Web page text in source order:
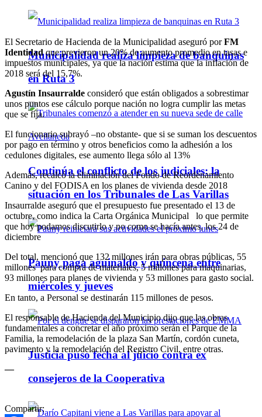
Municipalidad realiza limpieza de banquinas
en Ruta 3
Continúa el conflicto de los judiciales: la
situación en los Tribunales de Las Varillas
Pauny paga aguinaldo y quincena entre
miércoles y jueves
Justicia puso fecha al juicio contra ex
consejeros de la Cooperativa
El Secretario de Hacienda de la Municipalidad aseguró porFM
Identidadque previeron un 20% de aumento promedio en tasas e
impuestos municipales, ya que la nación estima que la inflación de
2018 será del 15,7%.
Agustín Insaurralde consideró que están obligados a sobrestimar
unos puntos ese cálculo porque nación no logra cumplir las metas
que se fija.
El funcionario subrayó –no obstante- que si se suman los descuentos
por pago en término y otros beneficios como la adhesión a los
cedulones digitales, ese aumento llega sólo al 13%
Además, recalcó la eliminación del Fondo de Reordenamiento
Canino y del FODISA en los planes de vivienda desde 2018
Insaurralde aseguró que el presupuesto fue presentado el 13 de
octubre, como indica la Carta Orgánica Municipal lo que permite
que hoy podamos discutirlo y no como se hacía antes, los 24 de
diciembre
Del total, mencionó que 132 millones irán para obras públicas, 55
millones para compra de materiales, 5 millones para maquinarias,
93 millones para planes de vivienda y 53 millones para gasto social.
En tanto, a Personal se destinarán 115 millones de pesos.
El responsable de Hacienda del Municipio dijo que las obras
fundamentales a concretar el año próximo serán el Parque de la
Familia, la remodelación de la plaza San Martín, cordón cuneta,
pavimento y la remodelación del Registro Civil, entre otras.
—
Compartir: